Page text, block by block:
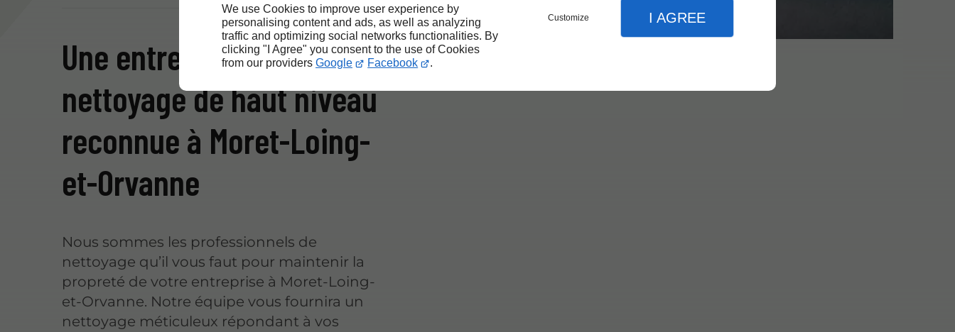
We use Cookies to improve user experience by
personalising content and ads, as well as analyzing
traffic and optimizing social networks functionalities. By
clicking "I Agree" you consent to the use of Cookies
from our providers Google Facebook .
Customize I AGREE
Une entreprise de
nettoyage de haut niveau
reconnue à Moret-Loing-
et-Orvanne
Nous sommes les professionnels de
nettoyage qu’il vous faut pour maintenir la
propreté de votre entreprise à Moret-Loing-
et-Orvanne. Notre équipe vous fournira un
nettoyage méticuleux répondant à vos